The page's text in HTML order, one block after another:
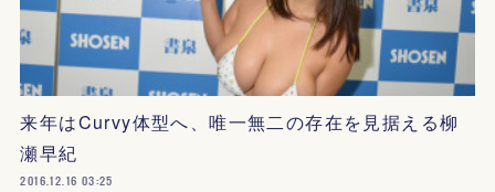
来年はCurvy体型へ、唯一無二の存在を見据える柳
瀬早紀
2016.12.16 03:25